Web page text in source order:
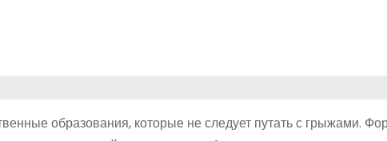
образования, которые не следует путать с грыжами.